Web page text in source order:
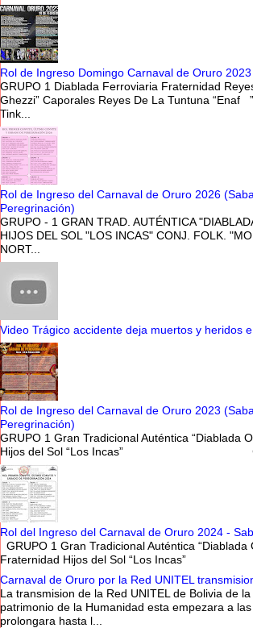
Rol de Ingreso Domingo Carnaval de Oruro 2023
GRUPO 1 Diablada Ferroviaria Fraternidad
Ghezzi” Caporales Reyes De La Tuntuna
Tink...
Rol de Ingreso del Carnaval de Oruro 2026
Peregrinación)
GRUPO - 1 GRAN TRAD. AUTÉNTICA
HIJOS DEL SOL "LOS INCAS" CONJ. FOLK.
NORT...
Video Trágico accidente deja muertos y heridos
Rol de Ingreso del Carnaval de Oruro 2023
Peregrinación)
GRUPO 1 Gran Tradicional Auténtica
Hijos del Sol “Los Incas”
Rol del Ingreso del Carnaval de Oruro 2024 -
GRUPO 1 Gran Tradicional Auténtica
Fraternidad Hijos del Sol “Los
Carnaval de Oruro por la Red UNITEL
La transmision de la Red UNITEL de Bolivia de
patrimonio de la Humanidad esta empezara a
prolongara hasta l...